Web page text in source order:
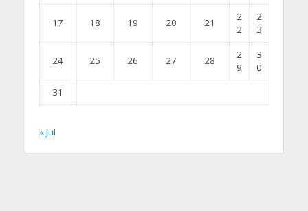
17 18 19 20 21
2
2
2
3
24 25 26 27 28
2
9
3
0
31
« Jul